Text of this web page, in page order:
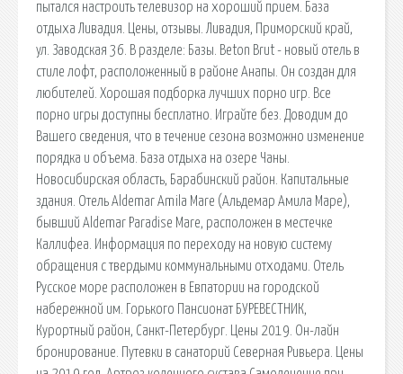
пытался настроить телевизор на хороший прием. База
отдыха Ливадия. Цены, отзывы. Ливадия, Приморский край,
ул. Заводская 36. В разделе: Базы. Beton Brut - новый отель в
стиле лофт, расположенный в районе Анапы. Он создан для
любителей. Хорошая подборка лучших порно игр. Все
порно игры доступны бесплатно. Играйте без. Доводим до
Вашего сведения, что в течение сезона возможно изменение
порядка и объема. База отдыха на озере Чаны.
Новосибирская область, Барабинский район. Капитальные
здания. Отель Aldemar Amila Mare (Альдемар Амила Маре),
бывший Aldemar Paradise Mare, расположен в местечке
Каллифеа. Информация по переходу на новую систему
обращения с твердыми коммунальными отходами. Отель
Русское море расположен в Евпатории на городской
набережной им. Горького Пансионат БУРЕВЕСТНИК,
Курортный район, Санкт-Петербург. Цены 2019. Он-лайн
бронирование. Путевки в санаторий Северная Ривьера. Цены